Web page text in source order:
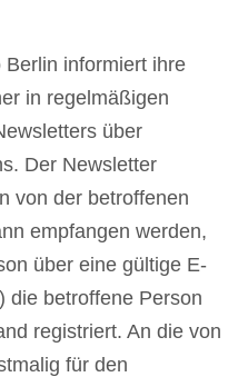
informiert ihre
in regelmäßigen
über
Der Newsletter
von der betroffenen
empfangen werden,
über eine gültige E-
die betroffene Person
registriert. An die von
für den